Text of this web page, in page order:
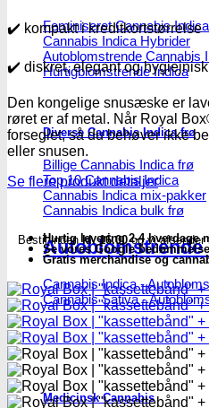
Feminiseret Cannabis Indica
Cannabis Indica Hybrider
Autoblomstrende Cannabis
Hurtigblomstrende Indica
Diverse Cannabis Indica frø
Billige Cannabis Indica frø
Top 10 Cannabis Indica
Cannabis Indica mix-pakker
Cannabis Indica bulk frø
Autoblomstrende
Cannabis Indica -
Cannabis Sativa -
Medicinsk Cannabis
✔️ kompakt i kreditkortstørrelse
✔️ diskret, elegant og hygiejnisk
Den kongelige snusæske er
røret er af metal. Når Royal
forseglet, så du behøver ikke
eller snusen.
Se flere produkt detaljer
Bestil indenkl. 16.00og vi afsender
Hurtig levering 2-4
Se vores Google
Gratis merchandise og